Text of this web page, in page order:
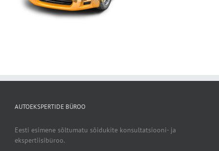
AUTOEKSPERTIDE BÜROO
Eesti esimene sõltumatu sõidukite konsultatsiooni- ja
ekspertiisibüroo.